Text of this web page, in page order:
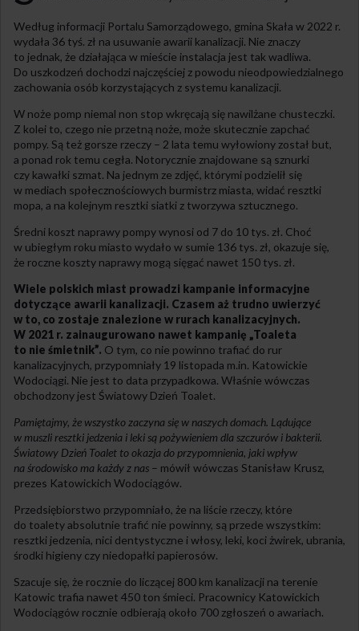
Według informacji Portalu Samorządowego, gmina Skała w 2022 r.
wydała 36 tyś. zł na usuwanie awarii kanalizacji. Nie znaczy
to jednak, że działająca w mieście instalacja jest tak wadliwa.
Do uszkodzeń dochodzi najczęściej z powodu nieodpowiedzialnego
zachowania osób korzystających z systemu kanalizacji.
W noże pomp niemal non stop wkręcają się nawilżane chusteczki.
Z kolei to, czego nie przetną noże, może skutecznie zapchać
pompy. Są też gorsze rzeczy – 2 lata temu wyłowiony został but,
a ponad rok temu cegła. Notorycznie znajdowane są sznurki
czy kawałki szmat. Na jednym ze zdjęć, którymi podzielił się
w mediach społecznościowych burmistrz miasta, widać resztki
mopa, a na kolejnym resztki siatki z tworzywa sztucznego.
Średni koszt naprawy pompy wynosi od 7 do 10 tys. zł. Choć
w ubiegłym roku miasto wydało w sumie 136 tys. zł, okazuje się,
że roczne koszty naprawy mogą sięgać nawet 150 tys. zł.
Wiele polskich miast prowadzi kampanie informacyjne
dotyczące awarii kanalizacji. Czasem aż trudno uwierzyć
w to, co zostaje znalezione w rurach kanalizacyjnych.
W 2021 r. zainaugurowano nawet kampanię „Toaleta
to nie śmietnik”. O tym, co nie powinno trafiać do rur
kanalizacyjnych, przypomniały 19 listopada m.in. Katowickie
Wodociągi. Nie jest to data przypadkowa. Właśnie wówczas
obchodzony jest Światowy Dzień Toalet.
Pamiętajmy, że wszystko zaczyna się w naszych domach. Lądujące
w muszli resztki jedzenia i leki są pożywieniem dla szczurów i bakterii.
Światowy Dzień Toalet to okazja do przypomnienia, jaki wpływ
na środowisko ma każdy z nas – mówił wówczas Stanisław Krusz,
prezes Katowickich Wodociągów.
Przedsiębiorstwo przypomniało, że na liście rzeczy, które
do toalety absolutnie trafić nie powinny, są przede wszystkim:
resztki jedzenia, nici dentystyczne i włosy, leki, koci żwirek, ubrania,
środki higieny czy niedopałki papierosów.
Szacuje się, że rocznie do liczącej 800 km kanalizacji na terenie
Katowic trafia nawet 450 ton śmieci. Pracownicy Katowickich
Wodociągów rocznie odbierają około 700 zgłoszeń o awariach.